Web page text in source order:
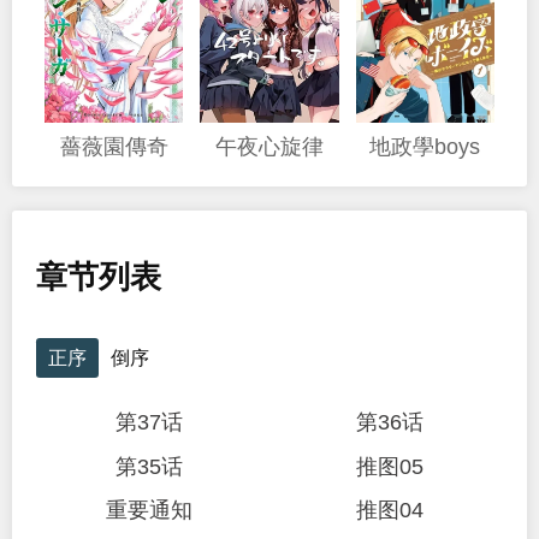
薔薇園傳奇 午夜心旋律 地政學boys
章节列表
正序 倒序
第37话
第36话
第35话
推图05
重要通知
推图04